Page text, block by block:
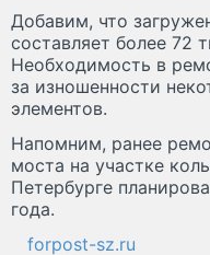
Добавим, что
составляет более 72
Необходимость в
за изношенности
элементов.
Напомним, ранее
моста на участке
Петербурге
года.
forpost-sz.ru